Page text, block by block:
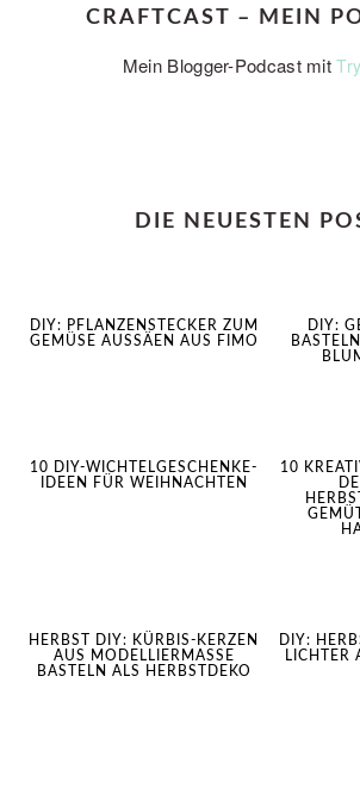
CRAFTCAST – MEIN
Mein Blogger-Podcast mit
DIE NEUESTEN
DIY: PFLANZENSTECKER ZUM
GEMÜSE AUSSÄEN AUS FIMO
DIY:
10 DIY-WICHTELGESCHENKE-
IDEEN FÜR WEIHNACHTEN
10
HERBST DIY: KÜRBIS-KERZEN
AUS MODELLIERMASSE
BASTELN ALS HERBSTDEKO
DIY:
LICHTER